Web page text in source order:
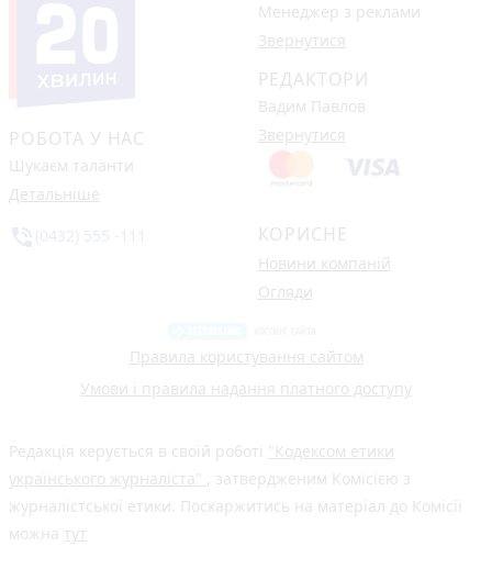
РОБОТА У НАС
Шукаєм таланти
Детальніше
Менеджер з реклами
Звернутися
РЕДАКТОРИ
Вадим Павлов
Звернутися
КОРИСНЕ
Новини компаній
Огляди
Правила користування сайтом
Умови і правила надання платного доступу
Редакція керується в своїй роботі "Кодексом етики
українського журналіста" , затвердженим Комісією з
журналістської етики. Поскаржитись на матеріал до Комісії
можна тут